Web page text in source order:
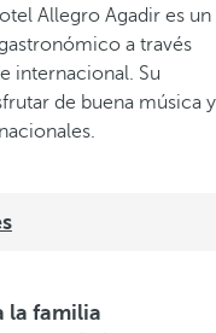
Allegro Agadir es un
a través
internacional. Su
de buena música y
la familia